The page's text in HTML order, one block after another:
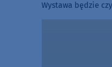
Wystawa będzie